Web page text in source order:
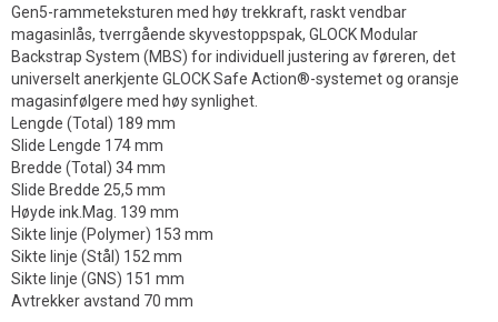
Gen5-rammeteksturen med høy trekkraft, raskt vendbar
magasinlås, tverrgående skyvestoppspak, GLOCK Modular
Backstrap System (MBS) for individuell justering av føreren, det
universelt anerkjente GLOCK Safe Action®-systemet og oransje
magasinfølgere med høy synlighet.
Lengde (Total) 189 mm
Slide Lengde 174 mm
Bredde (Total) 34 mm
Slide Bredde 25,5 mm
Høyde ink.Mag. 139 mm
Sikte linje (Polymer) 153 mm
Sikte linje (Stål) 152 mm
Sikte linje (GNS) 151 mm
Avtrekker avstand 70 mm